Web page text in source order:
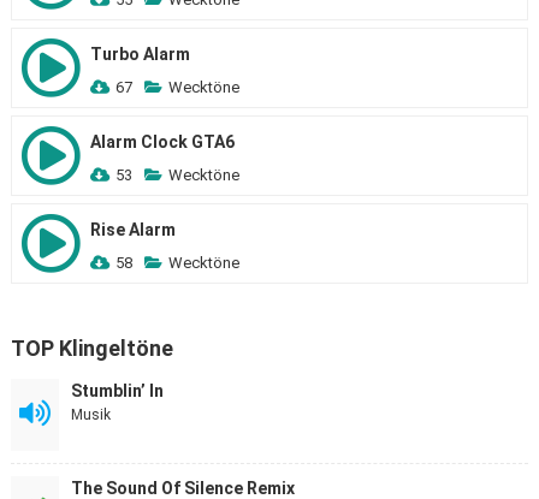
Turbo Alarm
67 Wecktöne
Alarm Clock GTA6
53 Wecktöne
Rise Alarm
58 Wecktöne
TOP Klingeltöne
Stumblin’ In
Musik
The Sound Of Silence Remix